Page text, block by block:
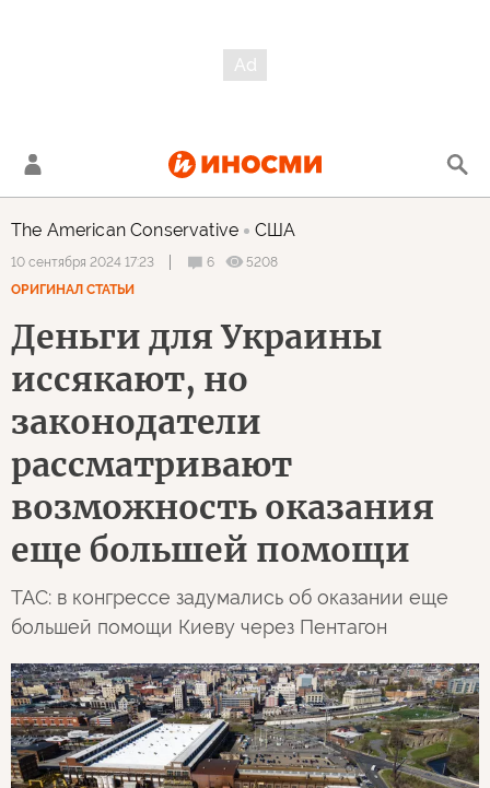
The American Conservative США
10 сентября 2024 17:23 6
5208
ОРИГИНАЛ СТАТЬИ
Деньги для Украины
иссякают, но
законодатели
рассматривают
возможность оказания
еще большей помощи
TAC: в конгрессе задумались об оказании еще
большей помощи Киеву через Пентагон